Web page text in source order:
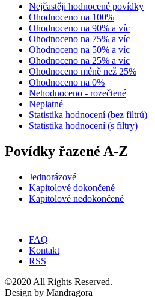
Nejčastěji hodnocené povídky
Ohodnoceno na 100%
Ohodnoceno na 90% a víc
Ohodnoceno na 75% a víc
Ohodnoceno na 50% a víc
Ohodnoceno na 25% a víc
Ohodnoceno méně než 25%
Ohodnoceno na 0%
Nehodnoceno - rozečtené
Neplatné
Statistika hodnocení (bez filtrů)
Statistika hodnocení (s filtry)
Povídky řazené A-Z
Jednorázové
Kapitolové dokončené
Kapitolové nedokončené
FAQ
Kontakt
RSS
©2020 All Rights Reserved.
Design by Mandragora